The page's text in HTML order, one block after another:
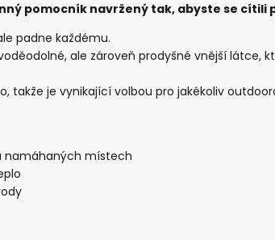
pomocník navržený tak, abyste se
padne každému.
ale zároveň prodyšné vnější látce,
je vynikající volbou pro jakékoliv
namáhaných místech